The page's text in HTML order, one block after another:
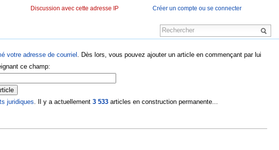
votre adresse de courriel . Dès lors, vous pouvez ajouter un article en commençant par lui
ce champ:
juridiques. Il y a actuellement 3 533articles en construction permanente...
Discussion avec cette adresse IP Créer un compte ou se connecter